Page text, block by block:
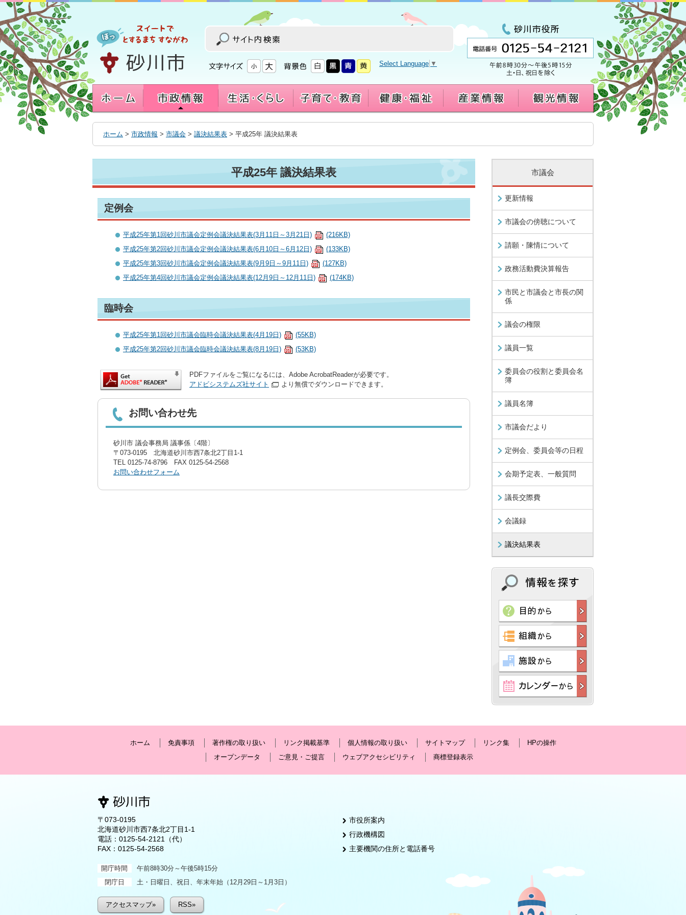
へ
移
動
す
る
Select Language ▼
ホーム > 市政情報 > 市議会 > 議決結果表 > 平成25年 議決結果表
平成25年 議決結果表
定例会
平成25年第1回砂川市議会定例会議決結果表(3月11日～3月21日)
(216KB)
平成25年第2回砂川市議会定例会議決結果表(6月10日～6月12日)
(133KB)
平成25年第3回砂川市議会定例会議決結果表(9月9日～9月11日)
(127KB)
平成25年第4回砂川市議会定例会議決結果表(12月9日～12月11日)
(174KB)
臨時会
平成25年第1回砂川市議会臨時会議決結果表(4月19日)
(55KB)
平成25年第2回砂川市議会臨時会議決結果表(8月19日)
(53KB)
PDFファイルをご覧になるには、Adobe AcrobatReaderが必要です。
アドビシステムズ社サイト
より無償でダウンロードできます。
お問い合わせ先
砂川市 議会事務局 議事係〔4階〕
〒073-0195 北海道砂川市西7条北2丁目1-1
TEL 0125-74-8796 FAX 0125-54-2568
お問い合わせフォーム
市議会
更新情報
市議会の傍聴について
請願・陳情について
政務活動費決算報告
市民と市議会と市長の関
係
議会の権限
議員一覧
委員会の役割と委員会名
簿
議員名簿
市議会だより
定例会、委員会等の日程
会期予定表、一般質問
議長交際費
会議録
議決結果表
ホーム 免責事項 著作権の取り扱い リンク掲載基準 個人情報の取り扱い サイトマップ リンク集
HPの操作
オープンデータ
ご意見・ご提言 ウェブアクセシビリティ 商標登録表示
〒073-0195
北海道砂川市西7条北2丁目1-1
電話： 0125-54-2121
（代）
FAX：0125-54-2568
開庁時間
午前8時30分～午後5時15分
閉庁日
土・日曜日、祝日、年末年始（12月29日～1月3日）
アクセスマップ» RSS»
市役所案内
行政機構図
主要機関の住所と電話番号